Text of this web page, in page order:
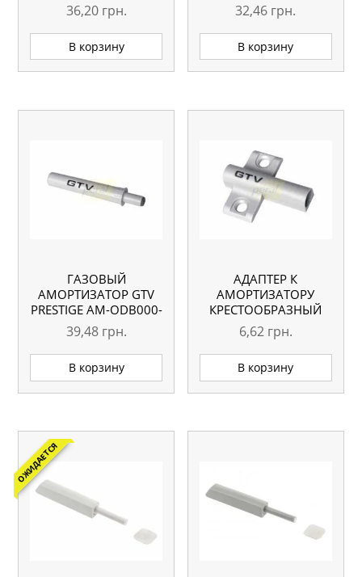
36,20 грн.
В корзину
32,46 грн.
В корзину
ГАЗОВЫЙ
АМОРТИЗАТОР GTV
PRESTIGE AM-ODB000-
60
39,48 грн.
В корзину
АДАПТЕР К
АМОРТИЗАТОРУ
КРЕСТООБРАЗНЫЙ
GTV PRESTIGE AM-
ADAP0A-60
6,62 грн.
В корзину
ОЖИДАЕТСЯ